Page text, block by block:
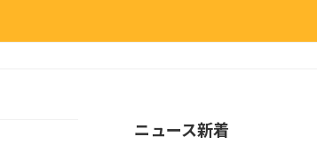
ニュース新着